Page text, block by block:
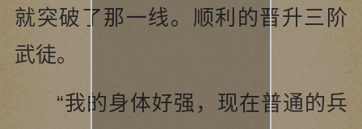
就突破了那一线。顺利的晋升三阶
武徒。
“我的身体好强，现在普通的兵